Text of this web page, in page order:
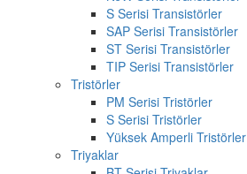
S Serisi Transistörler
SAP Serisi Transistörler
ST Serisi Transistörler
TIP Serisi Transistörler
Tristörler
PM Serisi Tristörler
S Serisi Tristörler
Yüksek Amperli Tristörler
Triyaklar